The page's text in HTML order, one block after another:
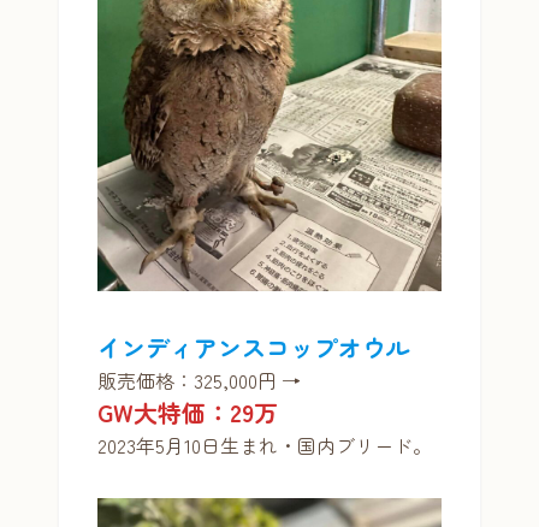
インディアンスコップオウル
販売価格：325,000円 →
GW大特価：29万
2023年5月10日生まれ・国内ブリード。